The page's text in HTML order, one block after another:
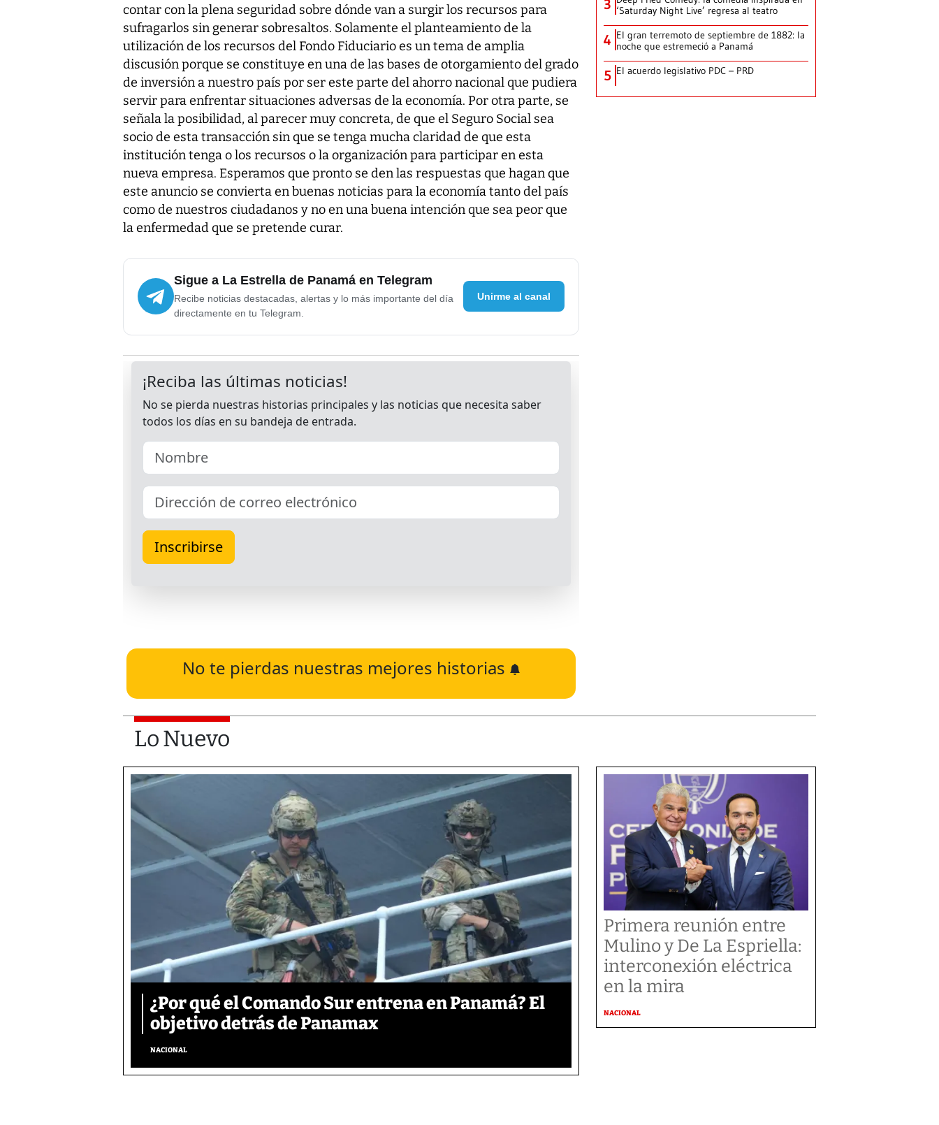
contar con la plena seguridad sobre dónde van a surgir los recursos para
sufragarlos sin generar sobresaltos. Solamente el planteamiento de la
utilización de los recursos del Fondo Fiduciario es un tema de amplia
discusión porque se constituye en una de las bases de otorgamiento del grado
de inversión a nuestro país por ser este parte del ahorro nacional que pudiera
servir para enfrentar situaciones adversas de la economía. Por otra parte, se
señala la posibilidad, al parecer muy concreta, de que el Seguro Social sea
socio de esta transacción sin que se tenga mucha claridad de que esta
institución tenga o los recursos o la organización para participar en esta
nueva empresa. Esperamos que pronto se den las respuestas que hagan que
este anuncio se convierta en buenas noticias para la economía tanto del país
como de nuestros ciudadanos y no en una buena intención que sea peor que
la enfermedad que se pretende curar.
Sigue a La Estrella de Panamá en Telegram
Recibe noticias destacadas, alertas y lo más importante del día
directamente en tu Telegram.
Unirme al canal
No te pierdas nuestras mejores historias
3 ‘Saturday Night Live’ regresa al teatro
4 El gran terremoto de septiembre de 1882: la
noche que estremeció a Panamá
5 El acuerdo legislativo PDC – PRD
Lo Nuevo
¿Por qué el Comando Sur entrena en Panamá? El
objetivo detrás de Panamax
NACIONAL
Primera reunión entre
Mulino y De La Espriella:
interconexión eléctrica
en la mira
NACIONAL